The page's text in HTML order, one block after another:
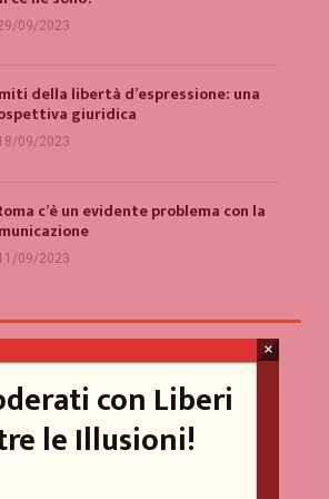
09/2023
della libertà d’espressione: una
giuridica
09/2023
c’è un evidente problema con la
09/2023
COVID-19 DEBITO PUBBLICO
con Liberi
le Illusioni!
×